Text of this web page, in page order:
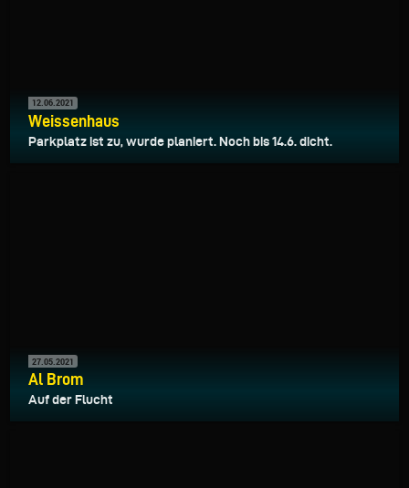
12.06.2021
Weissenhaus
Parkplatz ist zu, wurde planiert. Noch bis 14.6. dicht.
27.05.2021
Al Brom
Auf der Flucht